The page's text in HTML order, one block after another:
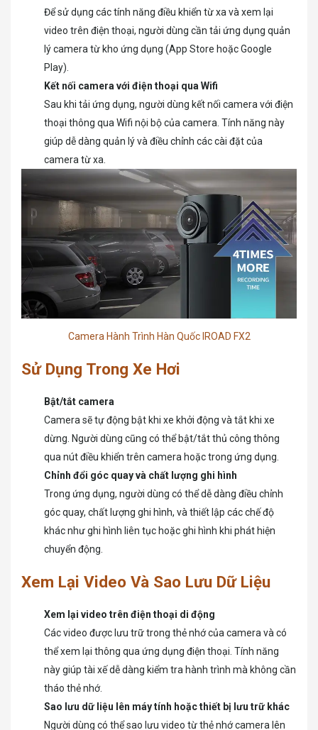
Để sử dụng các tính năng điều khiển từ xa và xem lại
video trên điện thoại, người dùng cần tải ứng dụng quản
lý camera từ kho ứng dụng (App Store hoặc Google
Play).
Kết nối camera với điện thoại qua Wifi
Sau khi tải ứng dụng, người dùng kết nối camera với điện
thoại thông qua Wifi nội bộ của camera. Tính năng này
giúp dễ dàng quản lý và điều chỉnh các cài đặt của
camera từ xa.
Camera Hành Trình Hàn Quốc IROAD FX2
Sử Dụng Trong Xe Hơi
Bật/tắt camera
Camera sẽ tự động bật khi xe khởi động và tắt khi xe
dừng. Người dùng cũng có thể bật/tắt thủ công thông
qua nút điều khiển trên camera hoặc trong ứng dụng.
Chỉnh đổi góc quay và chất lượng ghi hình
Trong ứng dụng, người dùng có thể dễ dàng điều chỉnh
góc quay, chất lượng ghi hình, và thiết lập các chế độ
khác như ghi hình liên tục hoặc ghi hình khi phát hiện
chuyển động.
Xem Lại Video Và Sao Lưu Dữ Liệu
Xem lại video trên điện thoại di động
Các video được lưu trữ trong thẻ nhớ của camera và có
thể xem lại thông qua ứng dụng điện thoại. Tính năng
này giúp tài xế dễ dàng kiểm tra hành trình mà không cần
tháo thẻ nhớ.
Sao lưu dữ liệu lên máy tính hoặc thiết bị lưu trữ khác
Người dùng có thể sao lưu video từ thẻ nhớ camera lên